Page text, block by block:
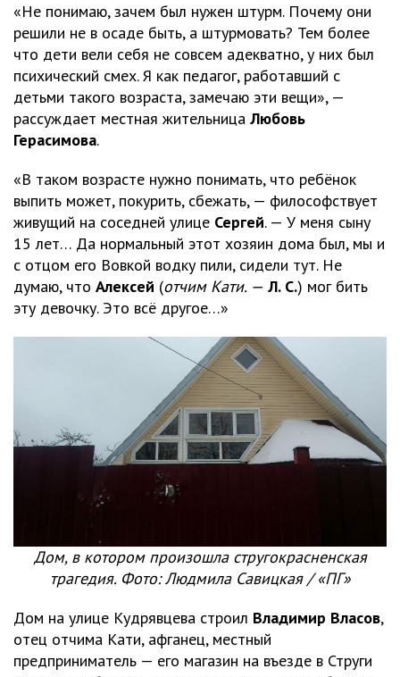
«Не понимаю, зачем был нужен штурм. Почему они
решили не в осаде быть, а штурмовать? Тем более
что дети вели себя не совсем адекватно, у них был
психический смех. Я как педагог, работавший с
детьми такого возраста, замечаю эти вещи», —
рассуждает местная жительница Любовь
Герасимова.
«В таком возрасте нужно понимать, что ребёнок
выпить может, покурить, сбежать, — философствует
живущий на соседней улице Сергей. — У меня сыну
15 лет… Да нормальный этот хозяин дома был, мы и
с отцом его Вовкой водку пили, сидели тут. Не
думаю, что Алексей (отчим Кати. — Л. С.) мог бить
эту девочку. Это всё другое…»
Дом, в котором произошла стругокрасненская
трагедия. Фото: Людмила Савицкая / «ПГ»
Дом на улице Кудрявцева строил Владимир Власов,
отец отчима Кати, афганец, местный
предприниматель — его магазин на въезде в Струги